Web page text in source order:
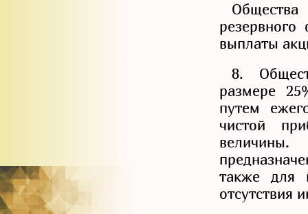
Общества
выплаты
8.
размере
путем
чистой
также для
отсутствия